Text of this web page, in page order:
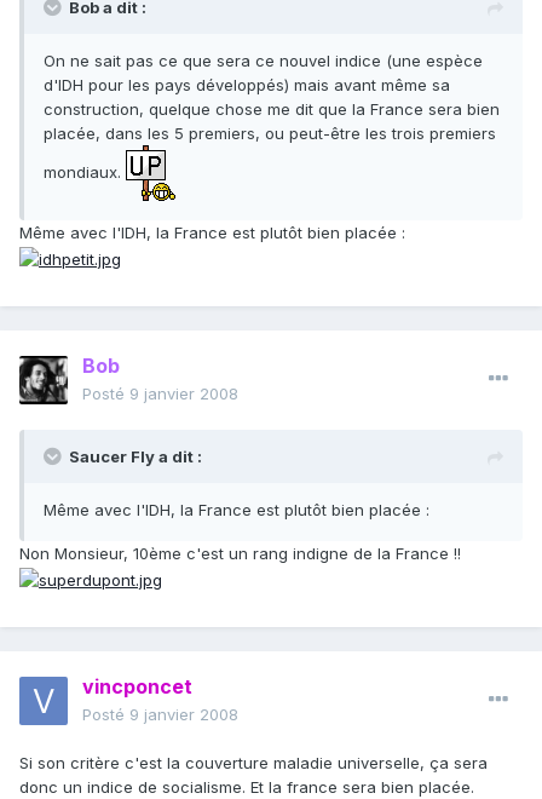
Bob a dit :
On ne sait pas ce que sera ce nouvel indice (une espèce
d'IDH pour les pays développés) mais avant même sa
construction, quelque chose me dit que la France sera bien
placée, dans les 5 premiers, ou peut-être les trois premiers
mondiaux.
Même avec l'IDH, la France est plutôt bien placée :
Bob
Posté 9 janvier 2008
Saucer Fly a dit :
Même avec l'IDH, la France est plutôt bien placée :
Non Monsieur, 10ème c'est un rang indigne de la France !!
vincponcet
Posté 9 janvier 2008
Si son critère c'est la couverture maladie universelle, ça sera
donc un indice de socialisme. Et la france sera bien placée.